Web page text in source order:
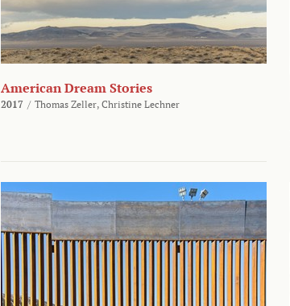
American Dream Stories
2017 / Thomas Zeller, Christine Lechner